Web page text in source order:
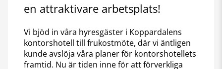
en attraktivare arbetsplats!
Vi bjöd in våra hyresgäster i Koppardalens
kontorshotell till frukostmöte, där vi äntligen
kunde avslöja våra planer för kontorshotellets
framtid. Nu är tiden inne för att förverkliga